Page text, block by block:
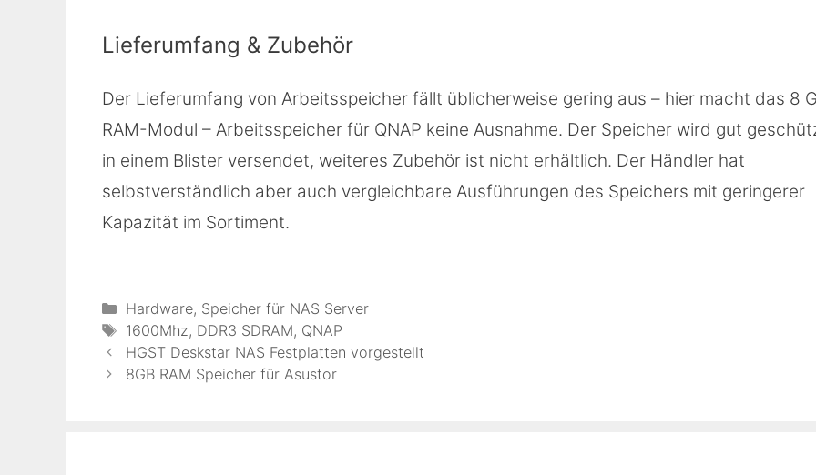
Lieferumfang & Zubehör
Der Lieferumfang von Arbeitsspeicher fällt üblicherweise gering aus – hier macht das 8
RAM-Modul – Arbeitsspeicher für QNAP keine Ausnahme. Der Speicher wird gut
in einem Blister versendet, weiteres Zubehör ist nicht erhältlich. Der Händler hat
selbstverständlich aber auch vergleichbare Ausführungen des Speichers mit geringerer
Kapazität im Sortiment.
Kategorien
Hardware, Speicher für NAS Server
Schlagwörter
1600Mhz, DDR3 SDRAM, QNAP
HGST Deskstar NAS Festplatten vorgestellt
8GB RAM Speicher für Asustor